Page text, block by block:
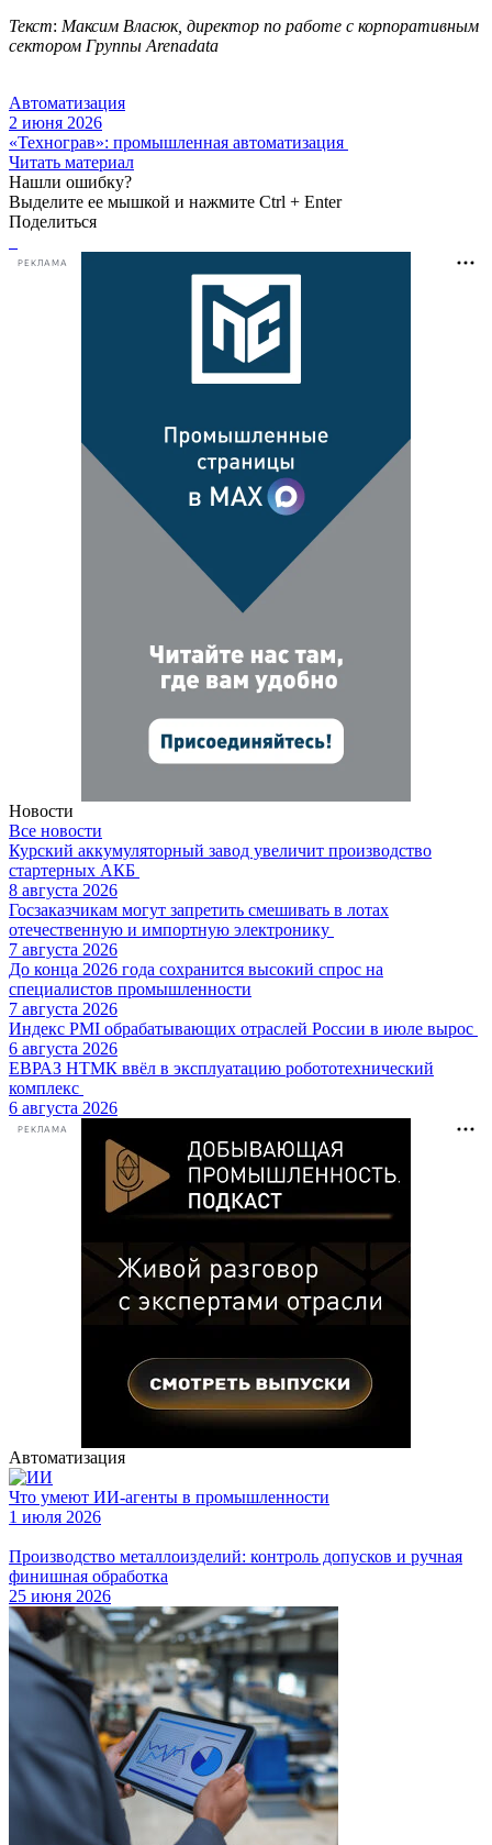
Текст: Максим Власюк, директор по работе с корпоративным
сектором Группы Arenadata
Автоматизация
2 июня 2026
«Технограв»: промышленная автоматизация
Читать материал
Нашли ошибку?
Выделите ее мышкой и нажмите Ctrl + Enter
Поделиться
РЕКЛАМА
Новости
Все новости
Курский аккумуляторный завод увеличит производство
стартерных АКБ
8 августа 2026
Госзаказчикам могут запретить смешивать в лотах
отечественную и импортную электронику
7 августа 2026
До конца 2026 года сохранится высокий спрос на
специалистов промышленности
7 августа 2026
Индекс PMI обрабатывающих отраслей России в июле вырос
6 августа 2026
ЕВРАЗ НТМК ввёл в эксплуатацию робототехнический
комплекс
6 августа 2026
РЕКЛАМА
Автоматизация
Что умеют ИИ-агенты в промышленности
1 июля 2026
Производство металлоизделий: контроль допусков и ручная
финишная обработка
25 июня 2026